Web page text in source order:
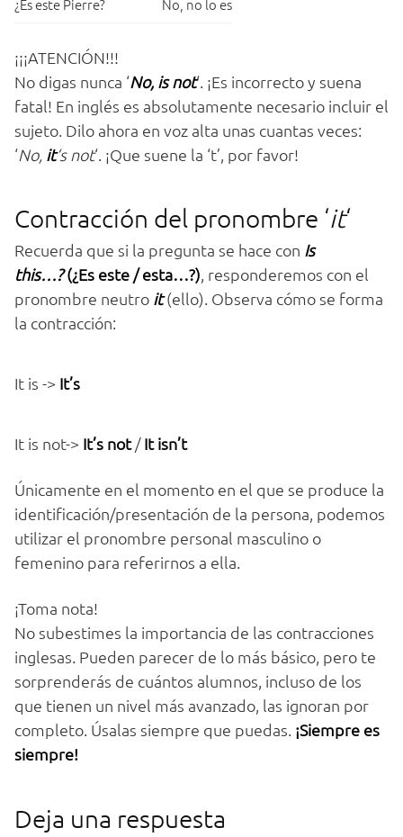
¿Es este Pierre? No, no lo es
¡¡¡ATENCIÓN!!!
No digas nunca ‘No, is not‘. ¡Es incorrecto y suena
fatal! En inglés es absolutamente necesario incluir el
sujeto. Dilo ahora en voz alta unas cuantas veces:
‘No, it‘s not‘. ¡Que suene la ‘t’, por favor!
Contracción del pronombre ‘it‘
Recuerda que si la pregunta se hace con Is
this…? (¿Es este / esta…?), responderemos con el
pronombre neutro it (ello). Observa cómo se forma
la contracción:
It is -> It’s
It is not-> It’s not/It isn’t
Únicamente en el momento en el que se produce la
identificación/presentación de la persona, podemos
utilizar el pronombre personal masculino o
femenino para referirnos a ella.
¡Toma nota!
No subestimes la importancia de las contracciones
inglesas. Pueden parecer de lo más básico, pero te
sorprenderás de cuántos alumnos, incluso de los
que tienen un nivel más avanzado, las ignoran por
completo. Úsalas siempre que puedas. ¡Siempre es
siempre!
Deja una respuesta